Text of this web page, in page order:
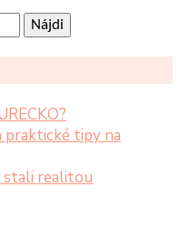
praktické tipy na
stali realitou